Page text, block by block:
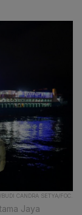
CANDRA SETYA/FOC.
Jaya